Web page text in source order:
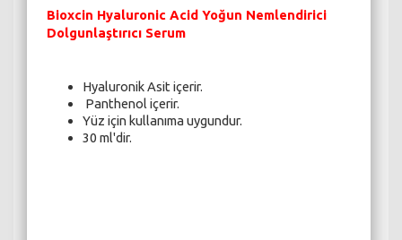
Bioxcin Hyaluronic Acid Yoğun Nemlendirici
Dolgunlaştırıcı Serum
Hyaluronik Asit içerir.
Panthenol içerir.
Yüz için kullanıma uygundur.
30 ml'dir.